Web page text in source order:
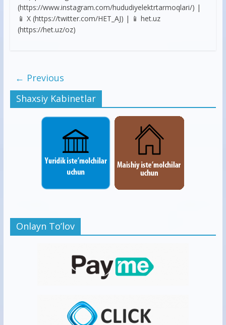
(https://www.instagram.com/hududiyelektrtarmoqlari/) |
📱 X (https://twitter.com/HET_AJ) | 📱 het.uz
(https://het.uz/oz)
← Previous
Shaxsiy Kabinetlar
Onlayn To’lov